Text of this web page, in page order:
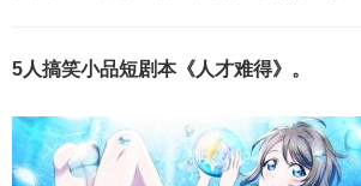
5人搞笑小品短剧本《人才难得》。